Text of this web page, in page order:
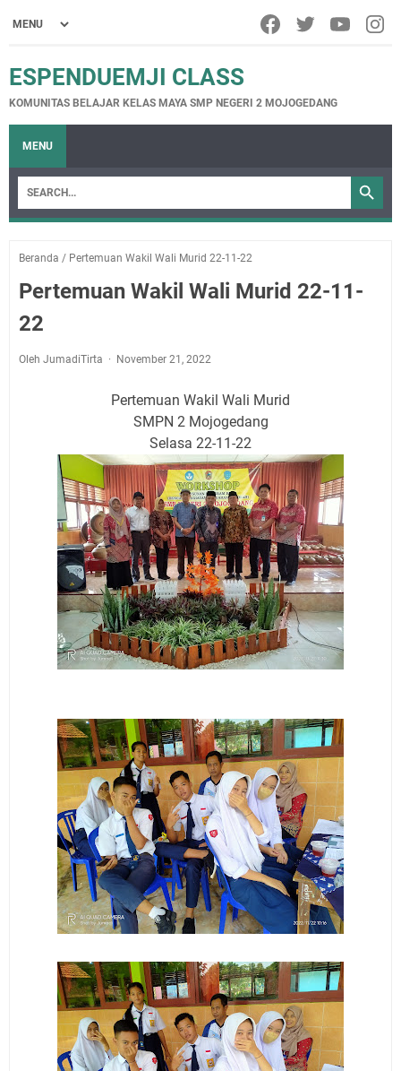
ESPENDUEMJI CLASS
KOMUNITAS BELAJAR KELAS MAYA SMP NEGERI 2 MOJOGEDANG
MENU
Beranda / Pertemuan Wakil Wali Murid 22-11-22
Pertemuan Wakil Wali Murid 22-11-
22
Oleh JumadiTirta November 21, 2022
Pertemuan Wakil Wali Murid
SMPN 2 Mojogedang
Selasa 22-11-22